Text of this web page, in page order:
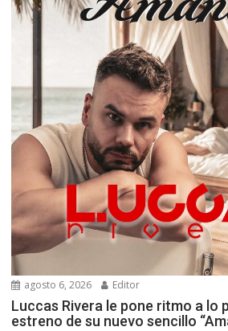
agosto 6, 2026 Editor
Luccas Rivera le pone ritmo a lo
estreno de su nuevo sencillo